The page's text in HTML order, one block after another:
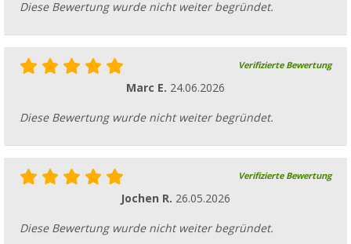
Diese Bewertung wurde nicht weiter begründet.
Verifizierte Bewertung
Marc E. 24.06.2026
Diese Bewertung wurde nicht weiter begründet.
Verifizierte Bewertung
Jochen R. 26.05.2026
Diese Bewertung wurde nicht weiter begründet.